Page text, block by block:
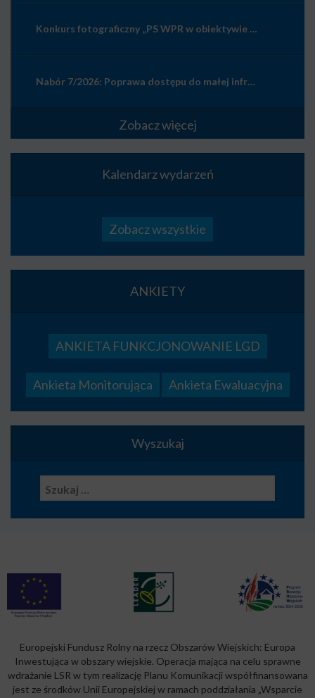
Konkurs fotograficzny „PS WPR w obiektywie – wieś wczoraj, dziś i jutro”
Nabór 7/2026: Poprawa dostępu do małej infrastruktury publicznej
Zobacz więcej
Kalendarz wydarzeń
Zobacz wszystkie
ANKIETY
ANKIETA FUNKCJONOWANIE LGD
Ankieta Monitorująca Ankieta Ewaluacyjna
Wyszukaj
Europejski Fundusz Rolny na rzecz Obszarów Wiejskich: Europa
Inwestująca w obszary wiejskie. Operacja mająca na celu sprawne
wdrażanie LSR w tym realizację Planu Komunikacji współfinansowana
jest ze środków Unii Europejskiej w ramach poddziałania „Wsparcie